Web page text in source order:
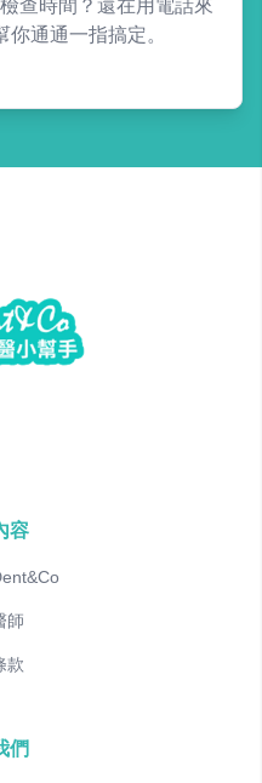
查時間？還在用電話來
通通一指搞定。
容
師
款
們